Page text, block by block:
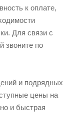
к оплате,
Для связи с
звоните по
и подрядных
цены на
и быстрая